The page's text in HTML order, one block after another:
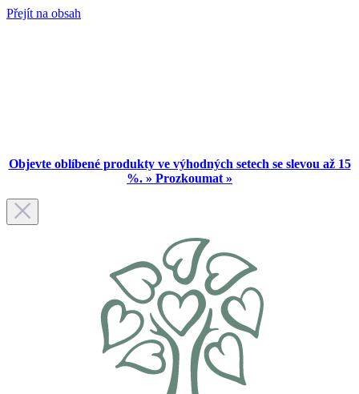
Přejít na obsah
Objevte oblíbené produkty ve výhodných setech se slevou až 15
%. » Prozkoumat »